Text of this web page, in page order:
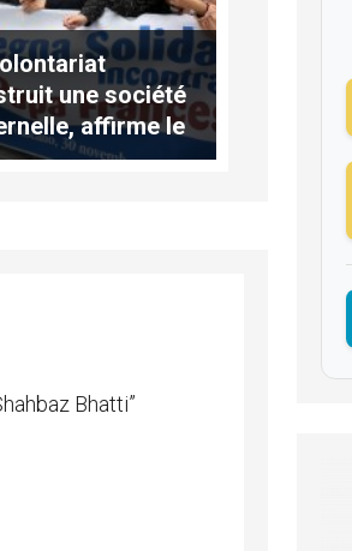
une société
affirme le
Bhatti”